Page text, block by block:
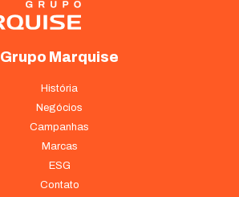
Grupo Marquise
História
Negócios
Campanhas
Marcas
ESG
Contato